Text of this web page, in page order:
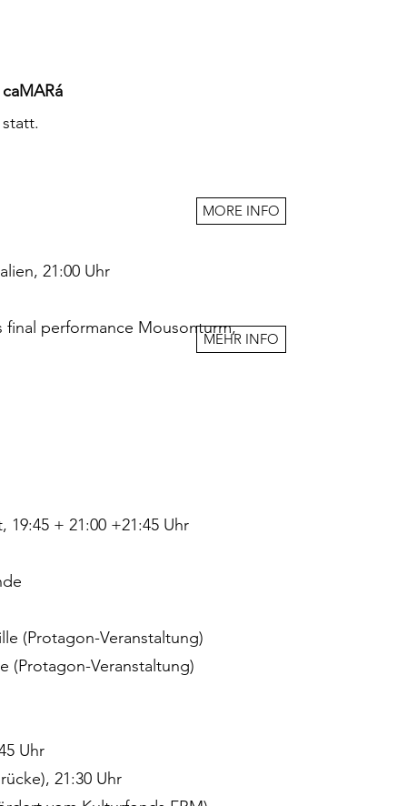
21:00 Uhr
final performance Mousonturm,
+ 21:00 +21:45 Uhr
(Protagon-Veranstaltung)
(Protagon-Veranstaltung)
Uhr
21:30 Uhr
MORE INFO
MEHR INFO